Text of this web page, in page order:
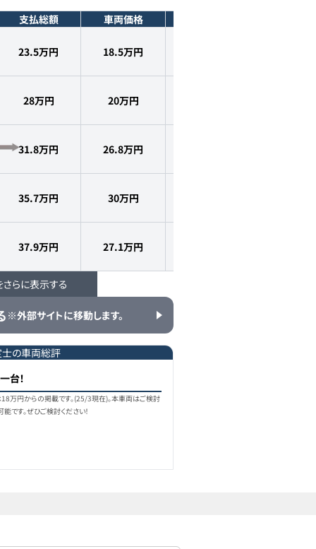
支払総額 車両価格
23.5万円 18.5万円
28万円 20万円
31.8万円 26.8万円
35.7万円 30万円
37.9万円 27.1万円
40.2万円 30万円
らに表示する
※外部サイトに移動します。
の車両総評
台！
万円からの掲載です。(25/3現在)。本車両はご検討
です。ぜひご検討ください！